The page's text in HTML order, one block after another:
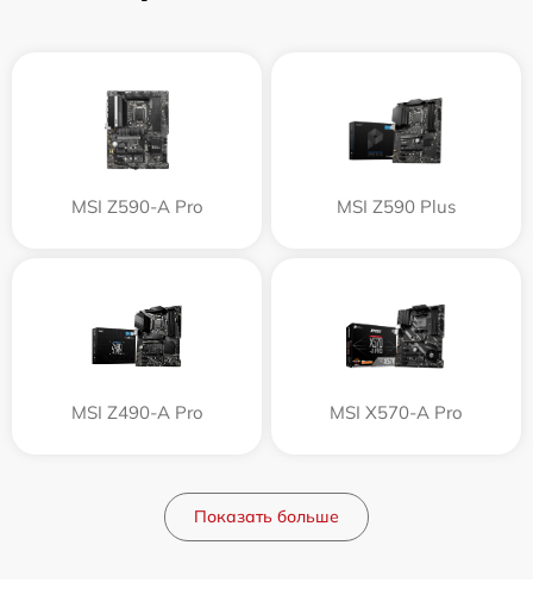
MSI Z590-A Pro MSI Z590 Plus
MSI Z490-A Pro MSI X570-A Pro
Показать больше